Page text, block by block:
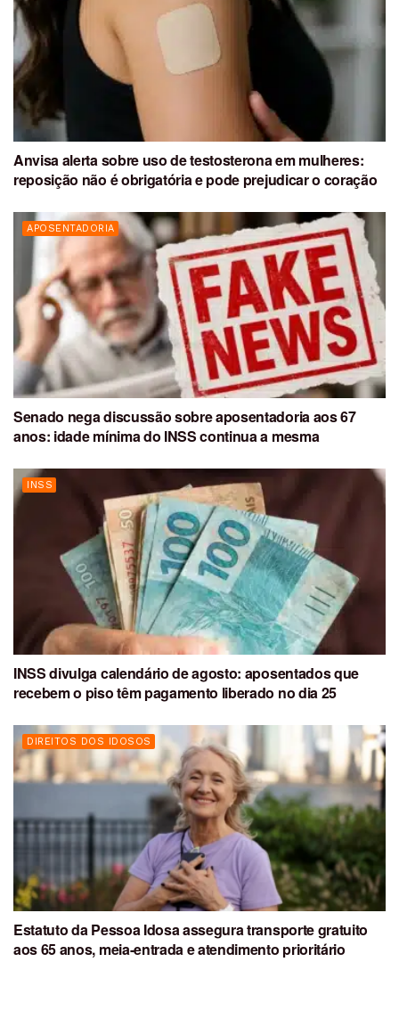
Anvisa alerta sobre uso de testosterona em mulheres:
reposição não é obrigatória e pode prejudicar o coração
APOSENTADORIA
Senado nega discussão sobre aposentadoria aos 67
anos: idade mínima do INSS continua a mesma
INSS
INSS divulga calendário de agosto: aposentados que
recebem o piso têm pagamento liberado no dia 25
DIREITOS DOS IDOSOS
Estatuto da Pessoa Idosa assegura transporte gratuito
aos 65 anos, meia-entrada e atendimento prioritário